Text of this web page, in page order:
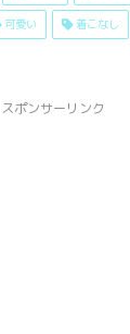
可愛い 着こなし
スポンサーリンク